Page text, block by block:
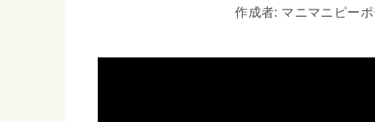
作成者: マニマニピー